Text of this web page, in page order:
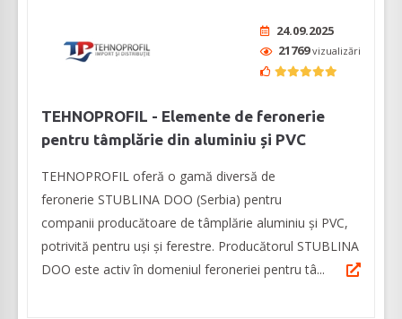
24.09.2025
21769vizualizări
TEHNOPROFIL - Elemente de feronerie
pentru tâmplărie din aluminiu și PVC
TEHNOPROFIL oferă o gamă diversă de
feronerie STUBLINA DOO (Serbia) pentru
companii producătoare de tâmplărie aluminiu şi PVC,
potrivită pentru uşi şi ferestre. Producătorul STUBLINA
DOO este activ în domeniul feroneriei pentru tâ...